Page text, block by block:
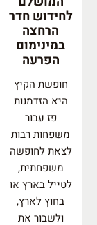
לחידוש חדר
הרחצה
במינימום
הפרעה
חופשת הקיץ
היא הזדמנות
פז עבור
משפחות רבות
לצאת לחופשה
משפחתית,
לטייל בארץ או
בחוץ לארץ,
ולשבור את